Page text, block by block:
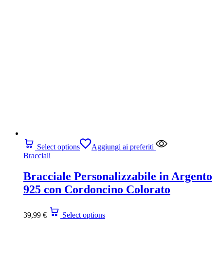
Select options
Aggiungi ai preferiti
Bracciali
Bracciale Personalizzabile in Argento
925 con Cordoncino Colorato
39,99 € Select options